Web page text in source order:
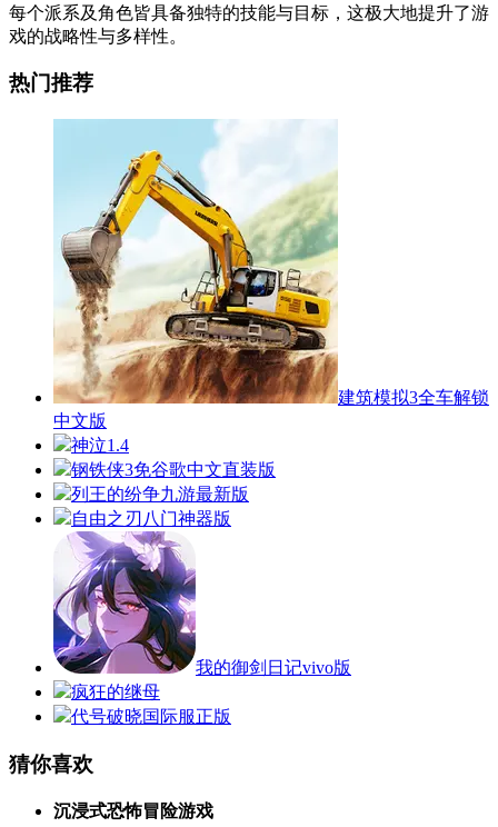
每个派系及角色皆具备独特的技能与目标，这极大地提升了游
戏的战略性与多样性。
热门推荐
建筑模拟3全车解锁
中文版
神泣1.4
钢铁侠3免谷歌中文直装版
列王的纷争九游最新版
自由之刃八门神器版
我的御剑日记vivo版
疯狂的继母
代号破晓国际服正版
猜你喜欢
沉浸式恐怖冒险游戏